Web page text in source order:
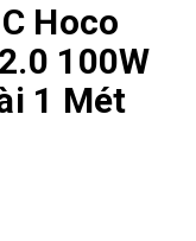
Hoco
100W
1 Mét